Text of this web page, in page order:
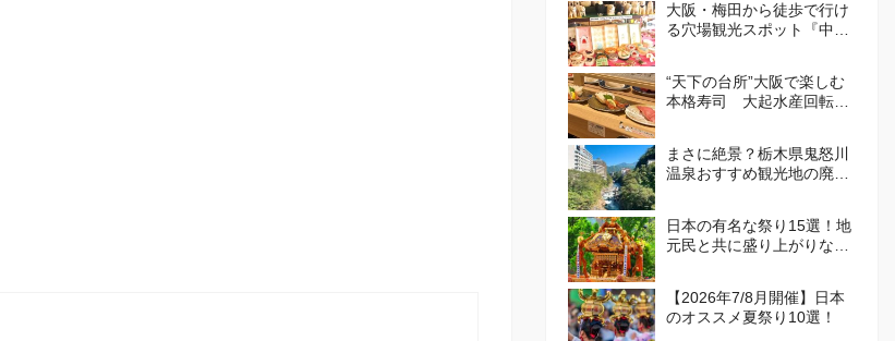
4
大阪・梅田から徒歩で行け
る穴場観光スポット『中崎
策しよう
“天下の台所”大阪で楽しむ
本格寿司 大起水産回転寿
まさに絶景？栃木県鬼怒川
温泉おすすめ観光地の廃墟
日本の有名な祭り15選！地
元民と共に盛り上がりなが
【2026年7/8月開催】日本
のオススメ夏祭り10選！